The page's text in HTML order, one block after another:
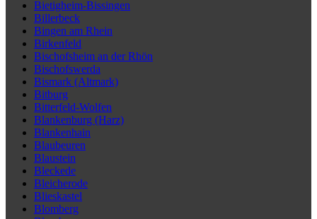
Bietigheim-Bissingen
Billerbeck
Bingen am Rhein
Birkenfeld
Bischofsheim an der Rhön
Bischofswerda
Bismark (Altmark)
Bitburg
Bitterfeld-Wolfen
Blankenburg (Harz)
Blankenhain
Blaubeuren
Blaustein
Bleckede
Bleicherode
Blieskastel
Blomberg